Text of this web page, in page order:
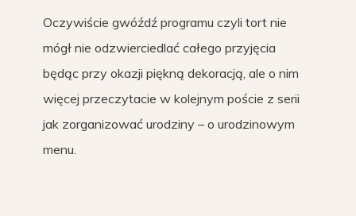
Oczywiście gwóźdź programu czyli tort nie
mógł nie odzwierciedlać całego przyjęcia
będąc przy okazji piękną dekoracją, ale o nim
więcej przeczytacie w kolejnym poście z serii
jak zorganizować urodziny – o urodzinowym
menu.